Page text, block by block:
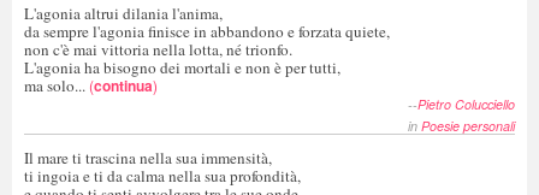
L'agonia altrui dilania l'anima,
da sempre l'agonia finisce in abbandono e forzata quiete,
non c'è mai vittoria nella lotta, né trionfo.
L'agonia ha bisogno dei mortali e non è per tutti,
ma solo... (continua)
--Pietro Colucciello
in Poesie personali
Il mare ti trascina nella sua immensità,
ti ingoia e ti da calma nella sua profondità,